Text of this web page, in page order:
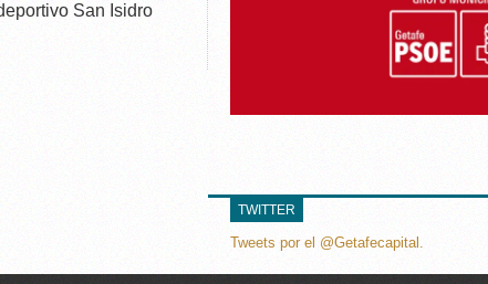
San Isidro
TWITTER
Tweets por el @Getafecapital.